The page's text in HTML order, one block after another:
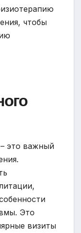
чтобы
это важный
Это
визиты